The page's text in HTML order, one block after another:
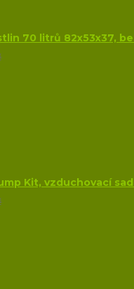
70 litrů 82x53x37,
Kit, vzduchovací